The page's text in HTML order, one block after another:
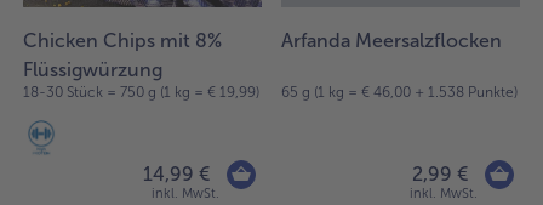
Chicken Chips mit 8%
Flüssigwürzung
18-30 Stück = 750 g (1 kg = € 19,99)
14,99 €
inkl. MwSt.
Arfanda Meersalzflocken
65 g (1 kg = € 46,00 + 1.538 Punkte)
2,99 €
inkl. MwSt.